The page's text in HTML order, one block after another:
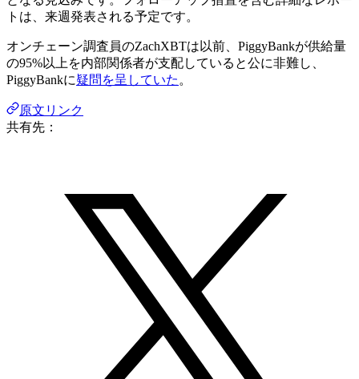
トは、来週発表される予定です。
オンチェーン調査員のZachXBTは以前、PiggyBankが供給量
の95%以上を内部関係者が支配していると公に非難し、
PiggyBankに疑問を呈していた 。
原文リンク
共有先：